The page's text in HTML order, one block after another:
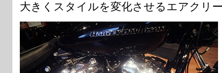
大きくスタイルを変化させるエアクリ